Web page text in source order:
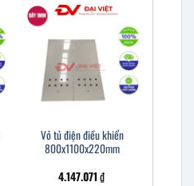
Vỏ tủ điện điều khiển
800x1100x220mm
4.147.071 ₫